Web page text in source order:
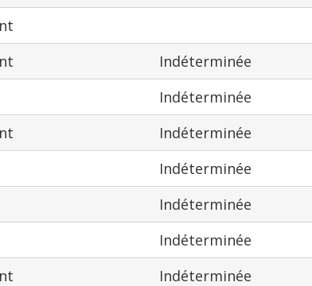
Indéterminée
Indéterminée
Indéterminée
Indéterminée
Indéterminée
Indéterminée
Indéterminée